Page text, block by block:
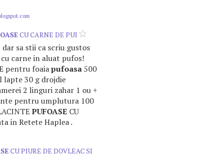
CU CARNE DE PUI
sa stii ca scriu gustos
carne in aluat pufos!
pentru foaiapufoasa 500
lapte 30 g drojdie
2 linguri zahar 1 ou +
pentru umplutura 100
PUFOASE CU
in Retete Haplea .
CU PIURE DE DOVLEAC SI